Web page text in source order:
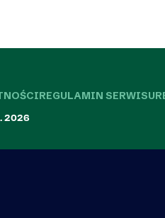
2026
REGULAMIN SERWISU